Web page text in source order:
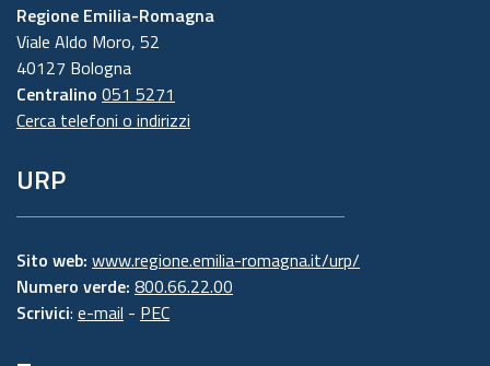
Regione Emilia-Romagna
Viale Aldo Moro, 52
40127 Bologna
Centralino 051 5271
Cerca telefoni o indirizzi
URP
Sito web: www.regione.emilia-romagna.it/urp/
Numero verde: 800.66.22.00
Scrivici: e-mail - PEC